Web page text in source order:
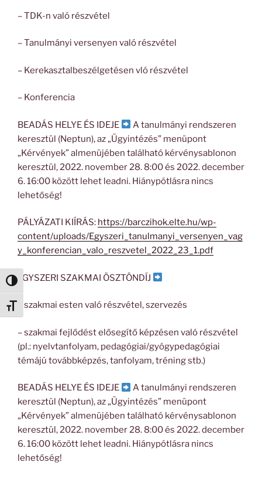
Nagy kontraszt váltása
Betűméret váltása
– TDK-n való részvétel
– Tanulmányi versenyen való részvétel
– Kerekasztalbeszélgetésen vló részvétel
– Konferencia
BEADÁS HELYE ÉS IDEJE
A tanulmányi rendszeren
keresztül (Neptun), az „Ügyintézés” menüpont
„Kérvények” almenüjében található kérvénysablonon
keresztül, 2022. november 28. 8:00 és 2022. december
6. 16:00 között lehet leadni. Hiánypótlásra nincs
lehetőség!
PÁLYÁZATI KIÍRÁS: https://barczihok.elte.hu/wp-
content/uploads/Egyszeri_tanulmanyi_versenyen_vag
y_konferencian_valo_reszvetel_2022_23_1.pdf
EGYSZERI SZAKMAI ÖSZTÖNDÍJ
– szakmai esten való részvétel, szervezés
– szakmai fejlődést elősegítő képzésen való részvétel
(pl.: nyelvtanfolyam, pedagógiai/gyógypedagógiai
témájú továbbképzés, tanfolyam, tréning stb.)
BEADÁS HELYE ÉS IDEJE
A tanulmányi rendszeren
keresztül (Neptun), az „Ügyintézés” menüpont
„Kérvények” almenüjében található kérvénysablonon
keresztül, 2022. november 28. 8:00 és 2022. december
6. 16:00 között lehet leadni. Hiánypótlásra nincs
lehetőség!